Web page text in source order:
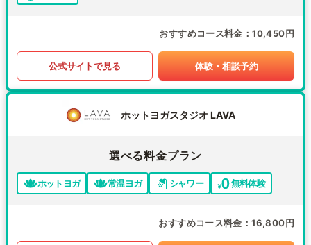
おすすめコース料金 10,450円
公式サイトで見る 体験・相談予約
ホットヨガスタジオ LAVA
選べる料金プラン
ホットヨガ 常温ヨガ シャワー 無料体験
おすすめコース料金 16,800円